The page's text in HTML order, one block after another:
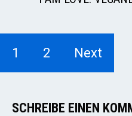
1 2 Next
SCHREIBE EINEN